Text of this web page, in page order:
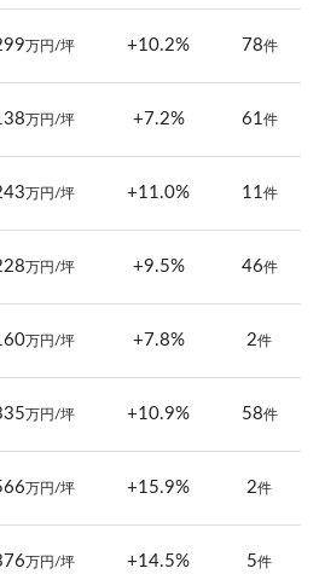
万円/坪 +10.2% 78件
万円/坪 +7.2% 61 件
万円/坪 +11.0% 11 件
万円/坪 +9.5% 46件
万円/坪 +7.8% 2件
万円/坪 +10.9% 58件
万円/坪 +15.9% 2件
万円/坪 +14.5% 5件